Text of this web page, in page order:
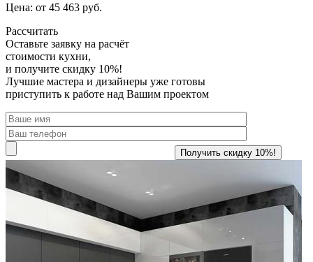
Цена: от 45 463 руб.
Рассчитать
Оставьте заявку на расчёт
стоимости кухни,
и получите скидку 10%!
Лучшие мастера и дизайнеры уже готовы
приступить к работе над Вашим проектом